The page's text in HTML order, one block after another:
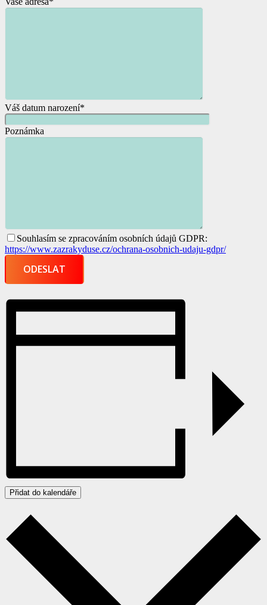
Váš datum narození*
Poznámka
Souhlasím se zpracováním osobních údajů GDPR:
https://www.zazrakyduse.cz/ochrana-osobnich-udaju-gdpr/
Přidat do kalendáře